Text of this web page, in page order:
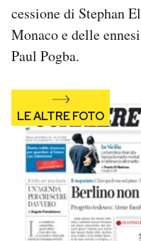
cessione di Stephan
Monaco e delle
Paul Pogba.